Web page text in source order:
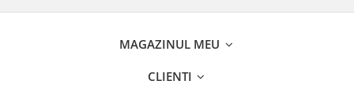
MAGAZINUL MEU
CLIENTI